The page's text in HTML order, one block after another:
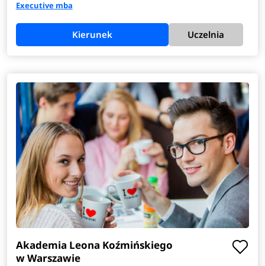
Executive mba
Kierunek Uczelnia
Akademia Leona Koźmińskiego
w Warszawie